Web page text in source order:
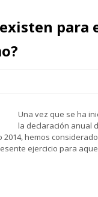
Una vez que se ha
la declaración anual
hemos
ejercicio para